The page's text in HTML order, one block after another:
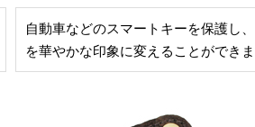
自動車などのスマートキーを保護し
を華やかな印象に変えることができま